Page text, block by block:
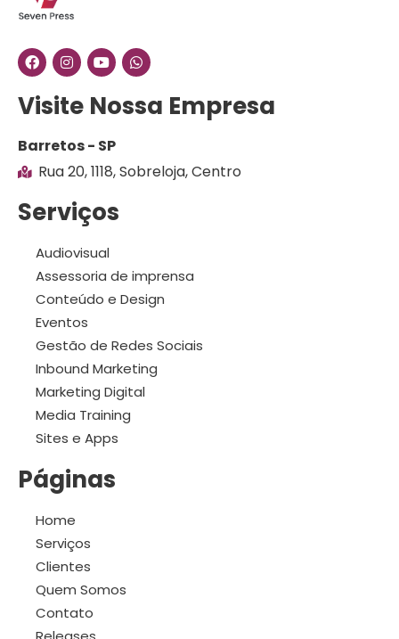
Visite Nossa Empresa
Barretos - SP
Rua 20, 1118, Sobreloja, Centro
Serviços
Audiovisual
Assessoria de imprensa
Conteúdo e Design
Eventos
Gestão de Redes Sociais
Inbound Marketing
Marketing Digital
Media Training
Sites e Apps
Páginas
Home
Serviços
Clientes
Quem Somos
Contato